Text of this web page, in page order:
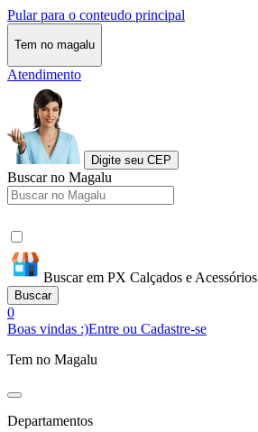
Pular para o conteudo principal
Tem no magalu
Atendimento
Digite seu CEP
Buscar no Magalu
Buscar em PX Calçados e Acessórios
Buscar
0
Boas vindas :)Entre ou Cadastre-se
Tem no Magalu
Departamentos